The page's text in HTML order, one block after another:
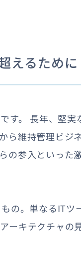
えるために
す。 長年、堅実
ら維持管理ビジ
の参入といった
の。単なるITツ
ーキテクチャの